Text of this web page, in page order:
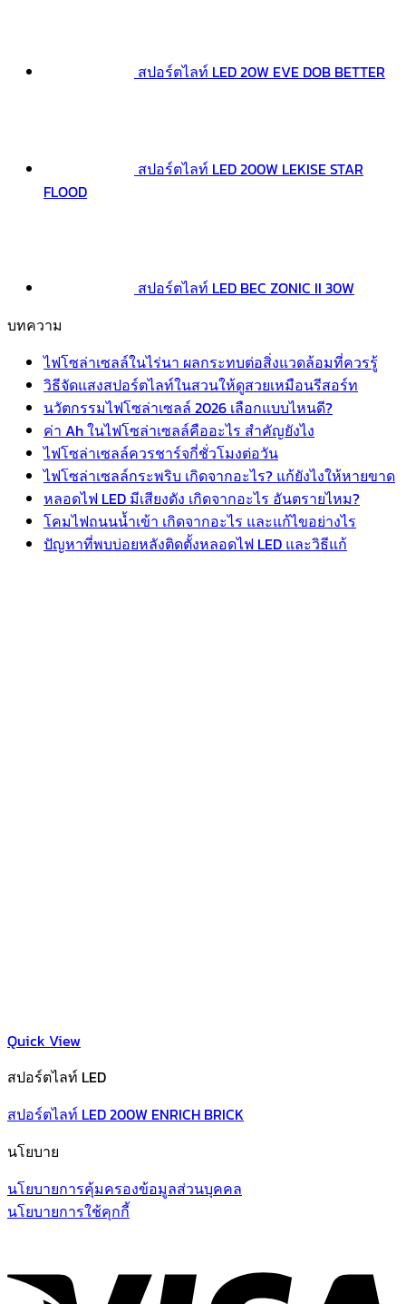
สปอร์ตไลท์ LED 20W EVE DOB BETTER
สปอร์ตไลท์ LED 200W LEKISE STAR
FLOOD
สปอร์ตไลท์ LED BEC ZONIC II 30W
บทความ
ไฟโซล่าเซลล์ในไร่นา ผลกระทบต่อสิ่งแวดล้อมที่ควรรู้
วิธีจัดแสงสปอร์ตไลท์ในสวนให้ดูสวยเหมือนรีสอร์ท
นวัตกรรมไฟโซล่าเซลล์ 2026 เลือกแบบไหนดี?
ค่า Ah ในไฟโซล่าเซลล์คืออะไร สำคัญยังไง
ไฟโซล่าเซลล์ควรชาร์จกี่ชั่วโมงต่อวัน
ไฟโซล่าเซลล์กระพริบ เกิดจากอะไร? แก้ยังไงให้หายขาด
หลอดไฟ LED มีเสียงดัง เกิดจากอะไร อันตรายไหม?
โคมไฟถนนน้ำเข้า เกิดจากอะไร และแก้ไขอย่างไร
ปัญหาที่พบบ่อยหลังติดตั้งหลอดไฟ LED และวิธีแก้
Quick View
สปอร์ตไลท์ LED
สปอร์ตไลท์ LED 200W ENRICH BRICK
นโยบาย
นโยบายการคุ้มครองข้อมูลส่วนบุคคล
นโยบายการใช้คุกกี้